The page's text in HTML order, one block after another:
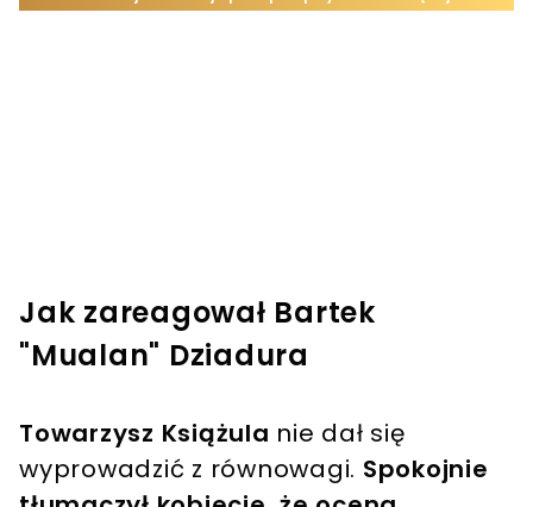
Jak zareagował Bartek
"Mualan" Dziadura
Towarzysz Książula nie dał się
wyprowadzić z równowagi. Spokojnie